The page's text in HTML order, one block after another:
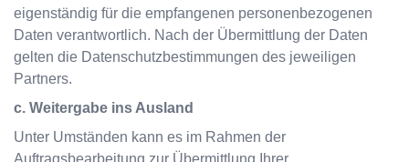
eigenständig für die empfangenen personenbezogenen
Daten verantwortlich. Nach der Übermittlung der Daten
gelten die Datenschutzbestimmungen des jeweiligen
Partners.
c. Weitergabe ins Ausland
Unter Umständen kann es im Rahmen der
Auftragsbearbeitung zur Übermittlung Ihrer